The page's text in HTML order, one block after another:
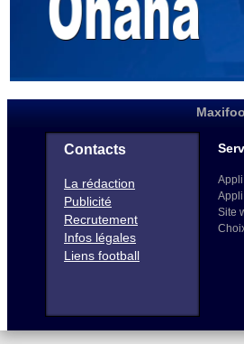
Contacts
La rédaction
Publicité
Recrutement
Infos légales
Liens football
Site